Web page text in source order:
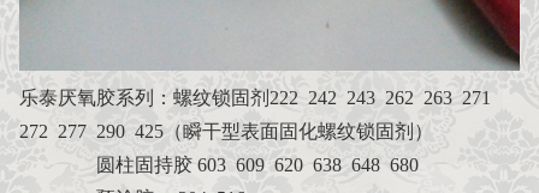
乐泰厌氧胶系列：螺纹锁固剂222 242 243 262 263 271
272 277 290 425（瞬干型表面固化螺纹锁固剂）
圆柱固持胶 603 609 620 638 648 680